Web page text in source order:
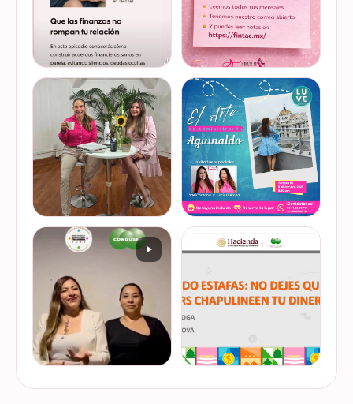
Jornada…
@lucyquiroga tuvo la
oportunidad de conversar
con la gran Ilana Sod, en el
#podcast Consejo Capital
de @scotiabankmx Gracias
por la invitac…
VER EN
INSTAGRAM
Prometemos que no
desaparecimos… solo
estamos reorganizando
todo (y esperando a que el
diseñador vuelva del retiro
😅). No estamos publicand…
VER EN
INSTAGRAM
De cuando te toca ser la
entrevistada. Un placer
platicar con Esther Luiselli
de tus finanzas en la serie
de "Mu…
VER EN
INSTAGRAM
mejor forma de gestionar
ese dinero extra de fin de
ahorro o aguinaldo, es un
dinero…
VER EN
INSTAGRAM
de la Semana Nacional de
que los hackers